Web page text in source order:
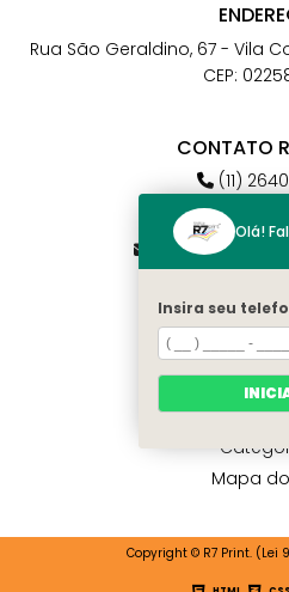
Rua São Geraldino, 67 - Vila
CEP:
CONTATO
(11)
(11)
Quem
Mapa
Copyright © R7 Print. (Lei
Olá!
Insira seu